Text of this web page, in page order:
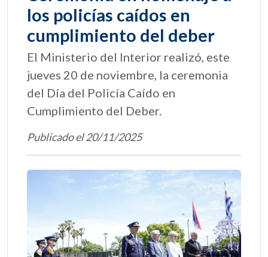
los policías caídos en
cumplimiento del deber
El Ministerio del Interior realizó, este
jueves 20 de noviembre, la ceremonia
del Día del Policía Caído en
Cumplimiento del Deber.
Publicado el 20/11/2025